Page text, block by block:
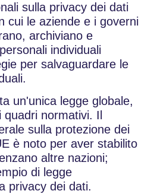
sulla privacy dei dati
cui le aziende e i governi
archiviano e
individuali
per salvaguardare le
un'unica legge globale,
normativi. Il
sulla protezione dei
è noto per aver stabilito
altre nazioni;
di legge
privacy dei dati.